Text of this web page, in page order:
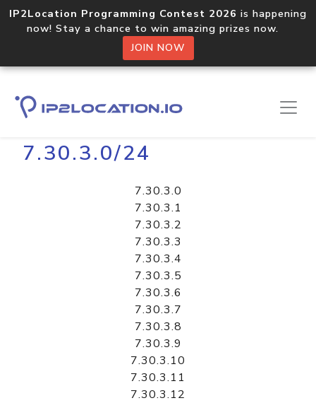
IP2Location Programming Contest 2026 is happening
now! Stay a chance to win amazing prizes now.
JOIN NOW
Home Libraries
7.30.3.0/24
7.30.3.0
7.30.3.1
7.30.3.2
7.30.3.3
7.30.3.4
7.30.3.5
7.30.3.6
7.30.3.7
7.30.3.8
7.30.3.9
7.30.3.10
7.30.3.11
7.30.3.12